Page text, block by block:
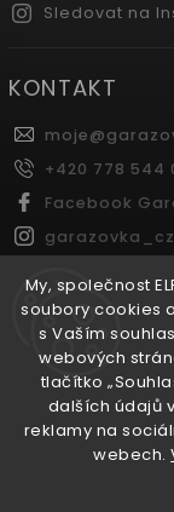
My, společnost
soubory cookies
s Vaším
webových
tlačítko
dalších údajů
reklamy na
webech.
Sledovat na
KONTAKT
moje@
+420 778 544
Facebook
garazovka_cz
FACEBOOK
Copyright 2026